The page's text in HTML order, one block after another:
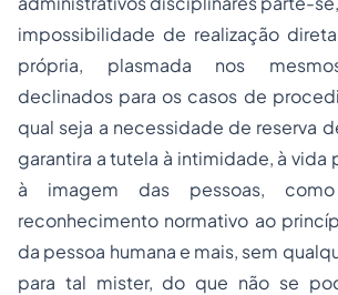
impossibilidade de realização
própria, plasmada nos
declinados para os casos de
qual seja a necessidade de reserva
garantira a tutela à intimidade, à vida
à imagem das pessoas,
reconhecimento normativo ao
da pessoa humana e mais, sem
para tal mister, do que não se